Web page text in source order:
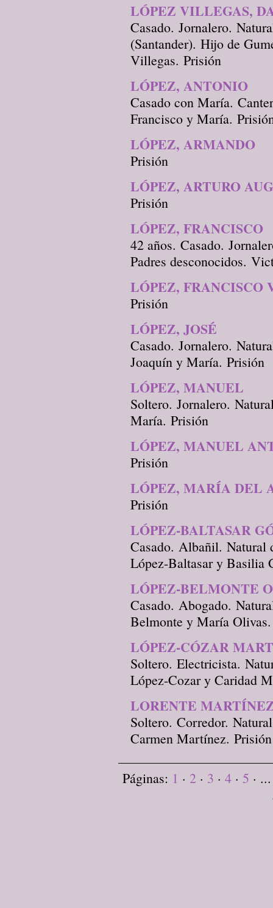
LÓPEZ VILLEGAS,
Casado. Jornalero.
(Santander). Hijo de
Villegas. Prisión
LÓPEZ, ANTONIO
Casado con María.
Francisco y María.
LÓPEZ, ARMANDO
Prisión
LÓPEZ, ARTURO
Prisión
LÓPEZ, FRANCISCO
42 años. Casado.
Padres desconocidos.
LÓPEZ, FRANCISCO
Prisión
LÓPEZ, JOSÉ
Casado. Jornalero.
Joaquín y María. Prisión
LÓPEZ, MANUEL
Soltero. Jornalero.
María. Prisión
LÓPEZ, MANUEL
Prisión
LÓPEZ, MARÍA DEL
Prisión
LÓPEZ-BALTASAR
Casado. Albañil. Natural
López-Baltasar y Basilia
LÓPEZ-BELMONTE
Casado. Abogado.
Belmonte y María
LÓPEZ-CÓZAR
Soltero. Electricista.
López-Cozar y Caridad
LORENTE
Soltero. Corredor.
Carmen Martínez. Prisión
Páginas: 1 · 2 · 3 · 4 · 5 ·